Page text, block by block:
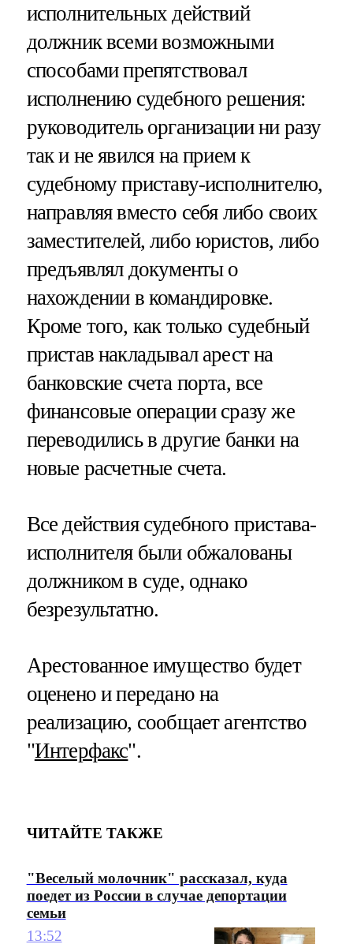
исполнительных действий
должник всеми возможными
способами препятствовал
исполнению судебного решения:
руководитель организации ни разу
так и не явился на прием к
судебному приставу-исполнителю,
направляя вместо себя либо своих
заместителей, либо юристов, либо
предъявлял документы о
нахождении в командировке.
Кроме того, как только судебный
пристав накладывал арест на
банковские счета порта, все
финансовые операции сразу же
переводились в другие банки на
новые расчетные счета.
Все действия судебного пристава-
исполнителя были обжалованы
должником в суде, однако
безрезультатно.
Арестованное имущество будет
оценено и передано на
реализацию, сообщает агентство
"Интерфакс".
ЧИТАЙТЕ ТАКЖЕ
"Веселый молочник" рассказал, куда
поедет из России в случае депортации
семьи
13:52